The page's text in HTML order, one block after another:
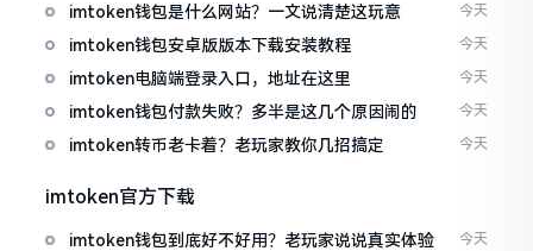
imtoken钱包是什么网站？一文说清楚这玩意 今天
imtoken钱包安卓版版本下载安装教程 今天
imtoken电脑端登录入口，地址在这里 今天
imtoken钱包付款失败？多半是这几个原因闹的 今天
imtoken转币老卡着？老玩家教你几招搞定 今天
imtoken官方下载
imtoken钱包到底好不好用？老玩家说说真实体验 今天